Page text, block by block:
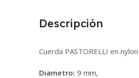
Descripción
Cuerda PASTORELLI en nylon
Diametro: 9 mm,